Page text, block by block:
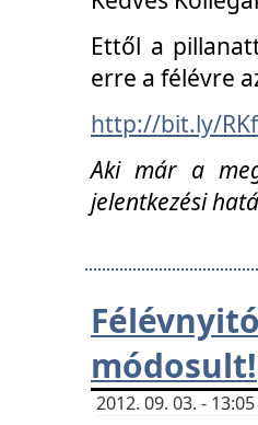
Ettől a
erre a félévre
http://bit.ly/
Aki már a
jelentkezési
módosult!
2012. 09. 03. -